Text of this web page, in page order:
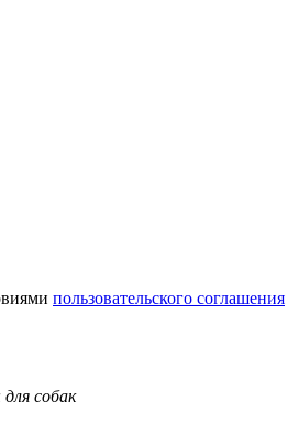
пользовательского соглашения
собак